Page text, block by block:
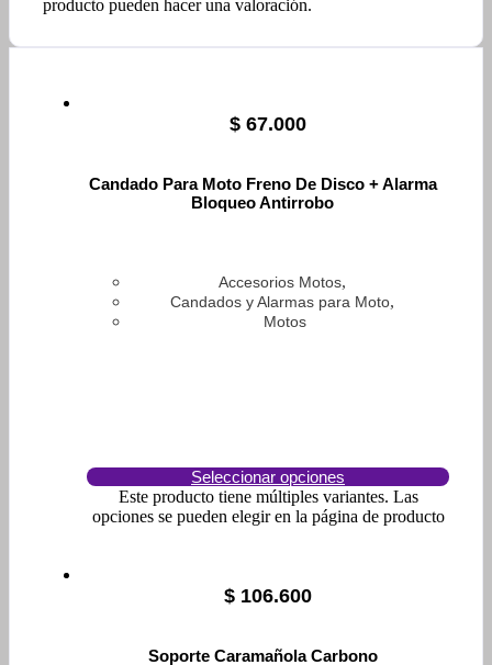
producto pueden hacer una valoración.
$ 67.000
Candado Para Moto Freno De Disco + Alarma
Bloqueo Antirrobo
Accesorios Motos,
Candados y Alarmas para Moto,
Motos
Seleccionar opciones
Este producto tiene múltiples variantes. Las
opciones se pueden elegir en la página de producto
$ 106.600
Soporte Caramañola Carbono